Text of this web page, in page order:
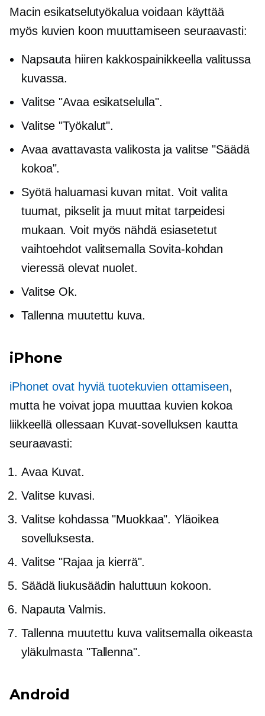
Macin esikatselutyökalua voidaan käyttää
myös kuvien koon muuttamiseen seuraavasti:
Napsauta hiiren kakkospainikkeellavalitussa
kuvassa.
Valitse "Avaa esikatselulla".
Valitse "Työkalut".
Avaa avattavastavalikosta ja valitse "Säädä
kokoa".
Syötä haluamasi kuvan mitat. Voit valita
tuumat, pikselit ja muut mitat tarpeidesi
mukaan. Voit myös nähdä esiasetetut
vaihtoehdot valitsemalla Sovita-kohdan
vieressä olevat nuolet.
Valitse Ok.
Tallenna muutettu kuva.
iPhone
iPhonet ovat hyviä tuotekuvien ottamiseen,
mutta he voivat jopa muuttaa kuvien kokoa
liikkeellä ollessaan Kuvat-sovelluksen kautta
seuraavasti:
Avaa Kuvat.
Valitse kuvasi.
Valitse kohdassa "Muokkaa".Yläoikea
sovelluksesta.
Valitse "Rajaa ja kierrä".
Säädä liukusäädin haluttuun kokoon.
Napauta Valmis.
Tallenna muutettu kuva valitsemalla oikeasta
yläkulmasta "Tallenna".
Android